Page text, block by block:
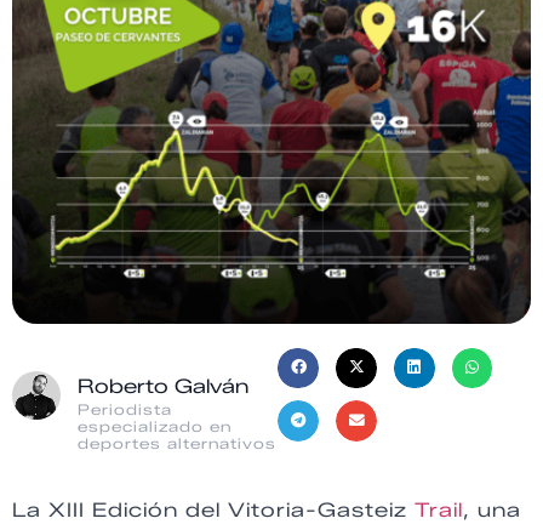
Roberto Galván
Periodista
especializado en
deportes alternativos
La XIII Edición del Vitoria-Gasteiz Trail, una